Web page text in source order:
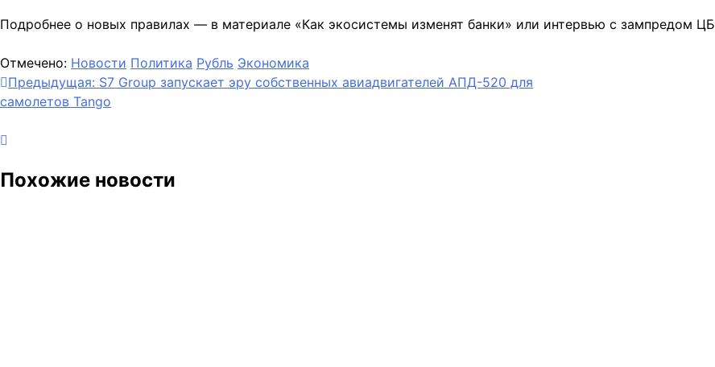
Подробнее о новых правилах — в материале «Как экосистемы изменят банки» или интервью с зампредом
Отмечено: Новости Политика Рубль Экономика
Навигация
по
записям
Предыдущая: S7 Group запускает эру собственных авиадвигателей АПД-520 для
самолетов Tango
Похожие новости